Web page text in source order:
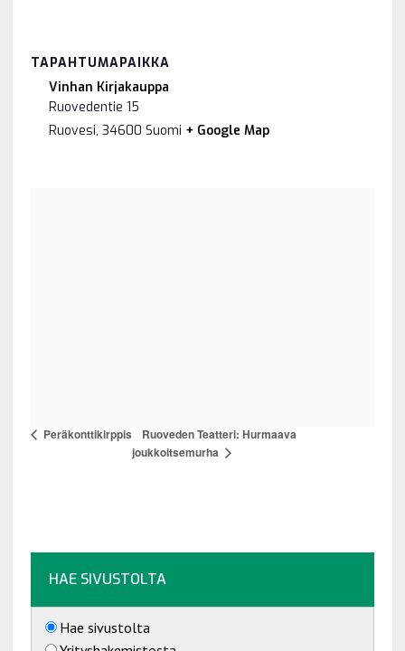
TAPAHTUMAPAIKKA
Vinhan Kirjakauppa
Ruovedentie 15
Ruovesi, 34600 Suomi + Google Map
Peräkonttikirppis
Ruoveden Teatteri: Hurmaava
joukkoitsemurha
HAE SIVUSTOLTA
Hae sivustolta